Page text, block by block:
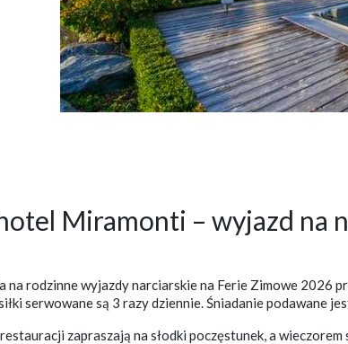
Miramonti – wyjazd na
na rodzinne wyjazdy narciarskie na Ferie Zimowe 2026
serwowane są 3 razy dziennie. Śniadanie podawane
zapraszają na słodki poczęstunek, a